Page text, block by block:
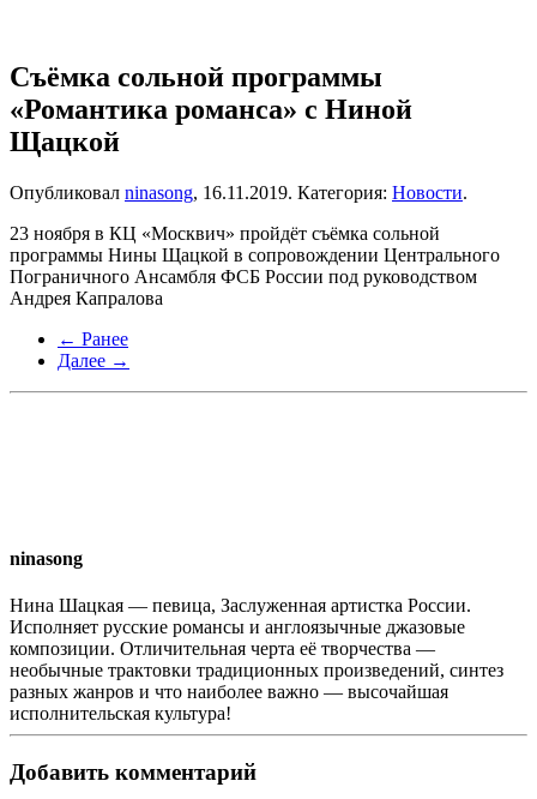
Съёмка сольной программы
«Романтика романса» с Ниной
Щацкой
Опубликовал ninasong, 16.11.2019. Категория: Новости.
23 ноября в КЦ «Москвич» пройдёт съёмка сольной
программы Нины Щацкой в сопровождении Центрального
Пограничного Ансамбля ФСБ России под руководством
Андрея Капралова
← Ранее
Далее →
ninasong
Нина Шацкая — певица, Заслуженная артистка России.
Исполняет русские романсы и англоязычные джазовые
композиции. Отличительная черта её творчества —
необычные трактовки традиционных произведений, синтез
разных жанров и что наиболее важно — высочайшая
исполнительская культура!
Добавить комментарий